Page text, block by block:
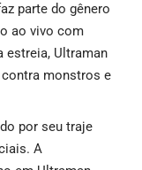
parte do gênero
ao vivo com
estreia, Ultraman
monstros e
por seu traje
A